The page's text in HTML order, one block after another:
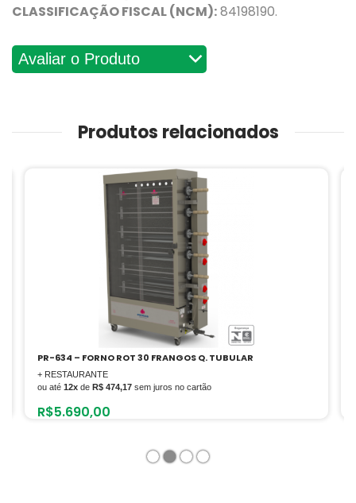
CLASSIFICAÇÃO FISCAL (NCM):84198190.
Avaliações
Produtos relacionados
PR-634 – FORNO ROT 30 FRANGOS Q. TUBULAR
+ RESTAURANTE
ou até 12x de R$ 474,17 sem juros no cartão
R$5.690,00
1 2 3 4